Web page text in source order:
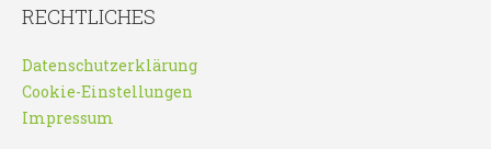
RECHTLICHES
Datenschutzerklärung
Cookie-Einstellungen
Impressum